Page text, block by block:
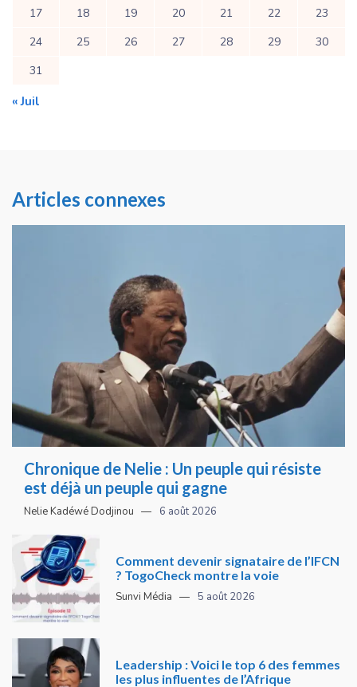
17
18 19 20 21 22
23
24
25 26 27 28 29
30
31
« Juil
Articles connexes
Chronique de Nelie : Un peuple qui résiste
est déjà un peuple qui gagne
Nelie Kadéwé Dodjinou 6 août 2026
Comment devenir signataire de l’IFCN
? TogoCheck montre la voie
Sunvi Média 5 août 2026
Leadership : Voici le top 6 des femmes
les plus influentes de l’Afrique